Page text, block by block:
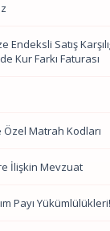
Satış
Kur Farkı Faturası
Matrah Kodları
İlişkin Mevzuat
Payı Yükümlülükleri!